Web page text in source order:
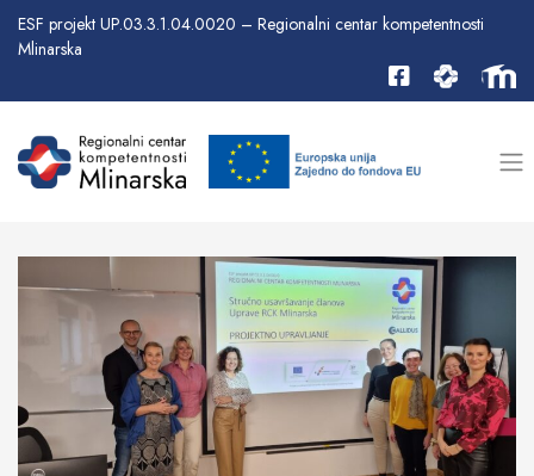
ESF projekt UP.03.3.1.04.0020 – Regionalni centar kompetentnosti
Mlinarska